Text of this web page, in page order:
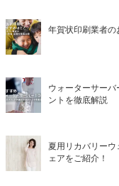
年賀状印刷業者の
ウォーターサー
ントを徹底解説
夏用リカバリー
ェアをご紹介！